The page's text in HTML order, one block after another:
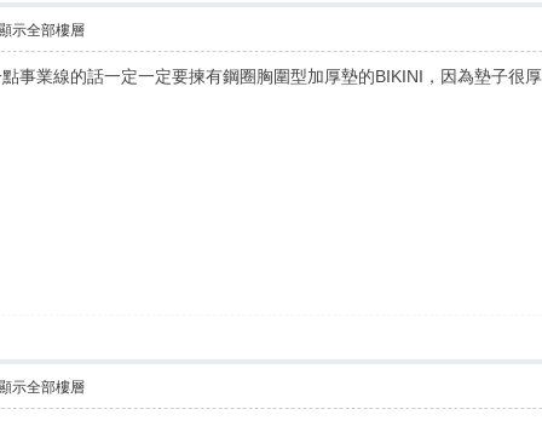
示全部樓層
事業線的話一定一定要揀有鋼圈胸圍型加厚墊的BIKINI，因為墊子很
示全部樓層